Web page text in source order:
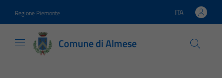
Regione Piemonte Lingua attiva:
ITA
Comune di Almese